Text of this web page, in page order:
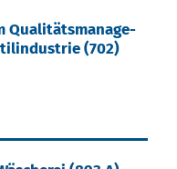
Qua­li­täts­ma­nage­
(702)